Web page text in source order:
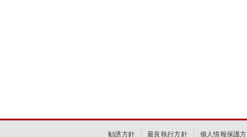
勧誘方針 最良執行方針 個人情報保護